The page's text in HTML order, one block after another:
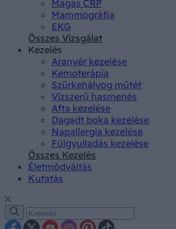
Magas CRP
Mammográfia
EKG
Összes Vizsgálat
Kezelés
Aranyér kezelése
Kemoterápia
Szürkehályog műtét
Vízszerű hasmenés
Afta kezelése
Dagadt boka kezelése
Napallergia kezelése
Fülgyulladás kezelése
Összes Kezelés
Életmódváltás
Kutatás